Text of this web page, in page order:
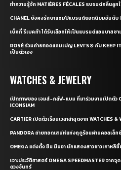
ทำความรู้จัก MATIÈRES FÉCALES แบรนด์คลื่นลูก
CHANEL ยังคงรักษาแชมป์แบรนด์ยอดนิยมอันดับ
เบ็คกี้ รีเบคก้า ได้รับเลือกให้เป็นแบรนด์แอมบาสซา
ROSÉ ร่วมถ่ายทอดแคมเปญ LEVI’S® กับ KEEP
เป็นตัวเอง
WATCHES & JEWELRY
เปิดภาพของ เจมส์-กลัฟ-แบม ที่มาร่วมงานเปิดตัว
ICONSIAM
CARTIER เปิดตัวเรือนเวลาล่าสุดจาก WATCHES
PANDORA ถ่ายทอดเสน่ห์แห่งฤดูร้อนผ่านคอลเล็กชั่
OMEGA แต่งตั้ง ชิน มินอา นักแสดงสาวชาวเกาห
เจาะประวัติศาสตร์ OMEGA SPEEDMASTER จา
ดวงจันทร์